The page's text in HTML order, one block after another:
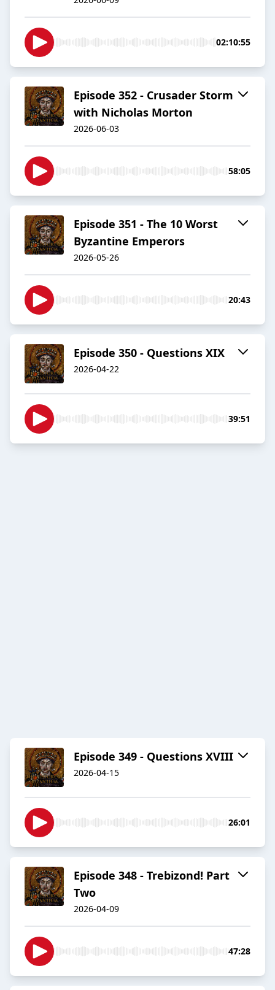
02:10:55
Episode 352 - Crusader Storm
with Nicholas Morton
2026-06-03
58:05
Episode 351 - The 10 Worst
Byzantine Emperors
2026-05-26
20:43
Episode 350 - Questions XIX
2026-04-22
39:51
Episode 349 - Questions XVIII
2026-04-15
26:01
Episode 348 - Trebizond! Part
Two
2026-04-09
47:28